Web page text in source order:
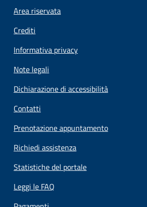
Footer menu
Area riservata
Crediti
Informativa privacy
Note legali
Dichiarazione di accessibilità
Contatti
Prenotazione appuntamento
Richiedi assistenza
Statistiche del portale
Leggi le FAQ